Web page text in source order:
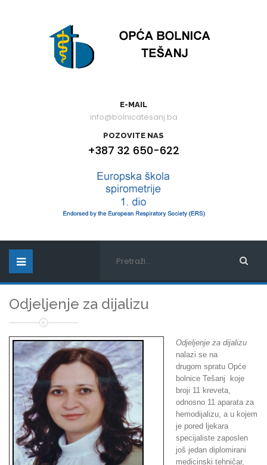
E-MAIL
info@bolnicatesanj.ba
POZOVITE NAS
+387 32 650-622
Odjeljenje za dijalizu
Odjeljenje za dijalizu
nalazi se na
drugom spratu Opće
bolnice Tešanj koje
broji 11 kreveta,
odnosno 11 aparata za
hemodijalizu, a u kojem
je pored ljekara
specijaliste zaposlen
još jedan diplomirani
medicinski tehničar,